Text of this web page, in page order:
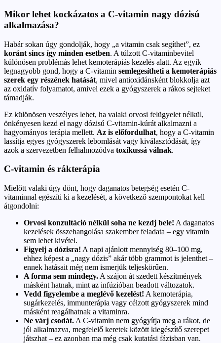
Mikor lehet kockázatos a C-vitamin nagy dózisú
alkalmazása?
Habár sokan úgy gondolják, hogy „a vitamin csak segíthet”, ez
koránt sincs így minden esetben. A túlzott C-vitaminbevitel
különösen problémás lehet kemoterápiás kezelés alatt. Az egyik
legnagyobb gond, hogy a C-vitamin semlegesítheti a kemoterápiás
szerek egy részének hatását, mivel antioxidánsként blokkolja azt
az oxidatív folyamatot, amivel ezek a gyógyszerek a rákos sejteket
támadják.
Ez különösen veszélyes lehet, ha valaki orvosi felügyelet nélkül,
önkényesen kezd el nagy dózisú C-vitamin-kúrát alkalmazni a
hagyományos terápia mellett. Az is előfordulhat, hogy a C-vitamin
lassítja egyes gyógyszerek lebomlását vagy kiválasztódását, így
azok a szervezetben felhalmozódva toxikussá válnak.
C-vitamin és rákterápia
Mielőtt valaki úgy dönt, hogy daganatos betegség esetén C-
vitaminnal egészíti ki a kezelését, a következő szempontokat kell
átgondolni:
Orvosi konzultáció nélkül soha ne kezdj bele! A daganatos
kezelések összehangolása szakember feladata – egy vitamin
sem lehet kivétel.
Figyelj a dózisra! A napi ajánlott mennyiség 80–100 mg,
ehhez képest a „nagy dózis” akár több grammot is jelenthet –
ennek hatásait még nem ismerjük teljeskörűen.
A forma sem mindegy. A szájon át szedett készítmények
másként hatnak, mint az infúzióban beadott változatok.
Vedd figyelembe a meglévő kezelést! A kemoterápia,
sugárkezelés, immunterápia vagy célzott gyógyszerek mind
másként reagálhatnak a vitaminra.
Ne várj csodát. A C-vitamin nem gyógyítja meg a rákot, de
jól alkalmazva, megfelelő keretek között kiegészítő szerepet
játszhat – ez azonban ma még csak kutatási fázisban van.